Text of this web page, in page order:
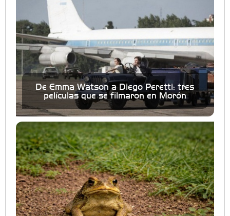
De Emma Watson a Diego Peretti: tres
películas que se filmaron en Morón